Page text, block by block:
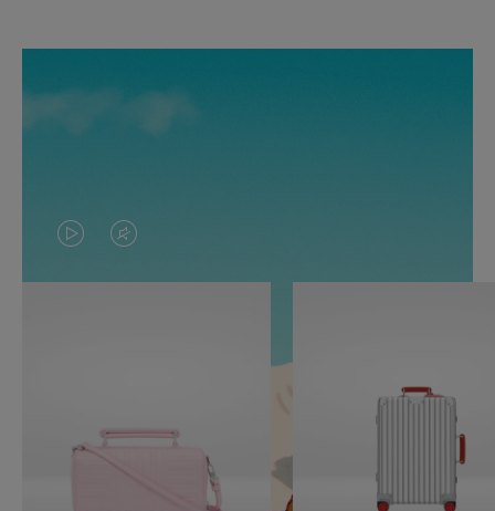
O
VÍDEO
PRESSIONE
O
VÍDEO
FAVOR,